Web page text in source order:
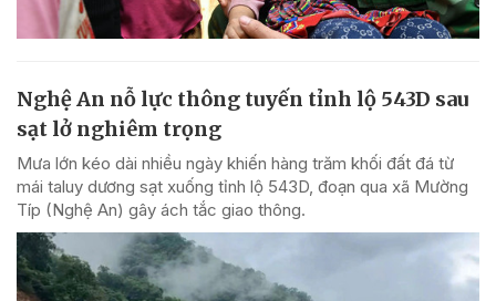
Nghệ An nỗ lực thông tuyến tỉnh lộ 543D sau
sạt lở nghiêm trọng
Mưa lớn kéo dài nhiều ngày khiến hàng trăm khối đất đá từ
mái taluy dương sạt xuống tỉnh lộ 543D, đoạn qua xã Mường
Típ (Nghệ An) gây ách tắc giao thông.